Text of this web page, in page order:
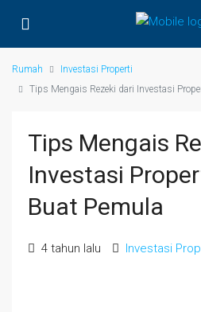
Rumah
Investasi Properti
Tips Mengais Rezeki dari Investasi
Tips Mengais
Investasi
Buat Pemula
4 tahun lalu Investasi